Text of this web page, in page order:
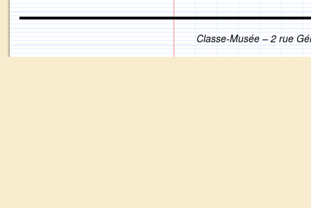
Classe-Musée – 2 rue